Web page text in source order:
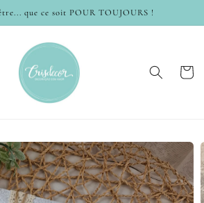
que ce soit POUR TOUJOURS !
Panier